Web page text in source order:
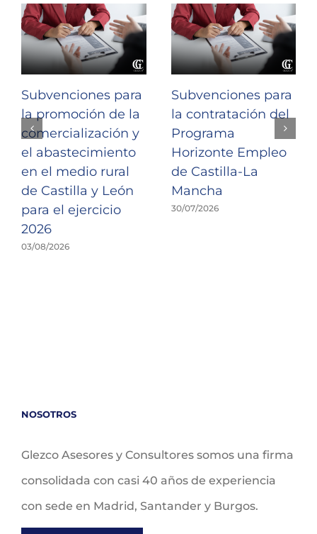
Subvenciones para
la promoción de la
comercialización y
el abastecimiento
en el medio rural
de Castilla y León
para el ejercicio
2026
03/08/2026
Subvenciones para
la contratación del
Programa
Horizonte Empleo
de Castilla-La
Mancha
30/07/2026
NOSOTROS
Glezco Asesores y Consultores somos una firma
consolidada con casi 40 años de experiencia
con sede en Madrid, Santander y Burgos.